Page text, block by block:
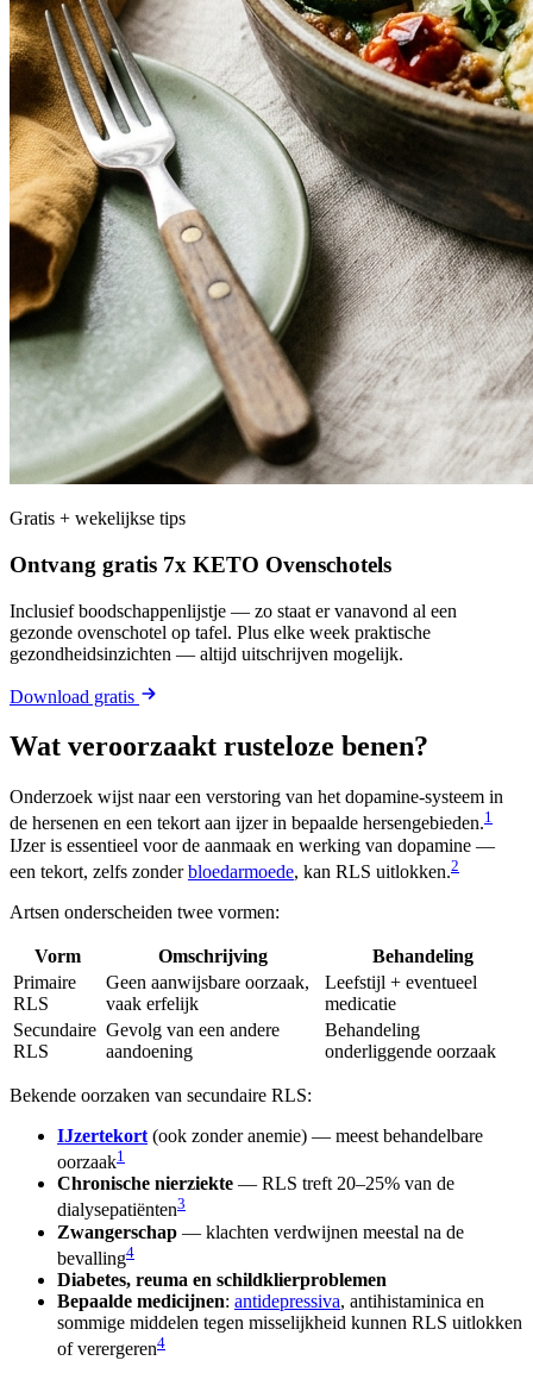
Gratis + wekelijkse tips
Ontvang gratis 7x KETO Ovenschotels
Inclusief boodschappenlijstje — zo staat er vanavond al een
gezonde ovenschotel op tafel. Plus elke week praktische
gezondheidsinzichten — altijd uitschrijven mogelijk.
Download gratis
Wat veroorzaakt rusteloze benen?
Onderzoek wijst naar een verstoring van het dopamine-systeem in
de hersenen en een tekort aan ijzer in bepaalde hersengebieden.1
IJzer is essentieel voor de aanmaak en werking van dopamine —
een tekort, zelfs zonderbloedarmoede, kan RLS uitlokken.2
Artsen onderscheiden twee vormen:
Vorm Omschrijving
Behandeling
Primaire
RLS
Geen aanwijsbare oorzaak,
vaak erfelijk
Leefstijl + eventueel
medicatie
Secundaire
RLS
Gevolg van een andere
aandoening
Behandeling
onderliggende oorzaak
Bekende oorzaken van secundaire RLS:
IJzertekort (ook zonder anemie) — meest behandelbare
oorzaak1
Chronische nierziekte — RLS treft 20–25% van de
dialysepatiënten3
Zwangerschap — klachten verdwijnen meestal na de
bevalling4
Diabetes, reuma en schildklierproblemen
Bepaalde medicijnen: antidepressiva, antihistaminica en
sommige middelen tegen misselijkheid kunnen RLS uitlokken
of verergeren4